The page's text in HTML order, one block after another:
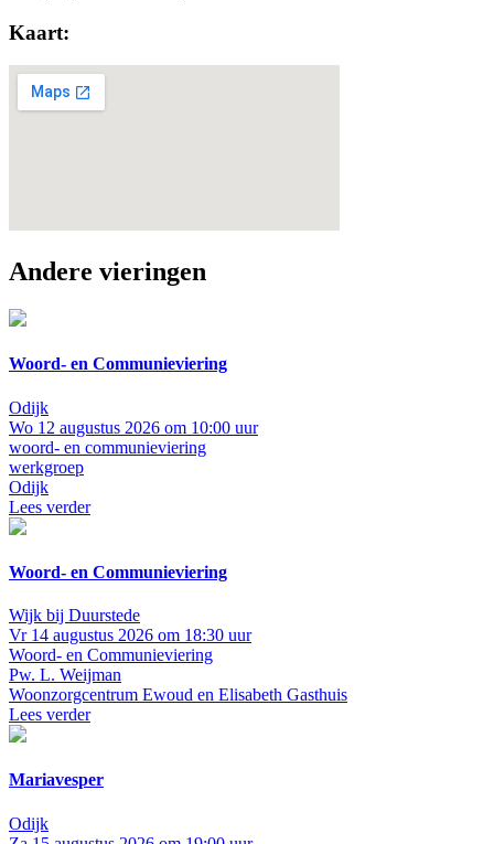
Kaart:
Andere vieringen
Woord- en Communieviering
Odijk
Wo 12 augustus 2026 om 10:00 uur
woord- en communieviering
werkgroep
Odijk
Lees verder
Woord- en Communieviering
Wijk bij Duurstede
Vr 14 augustus 2026 om 18:30 uur
Woord- en Communieviering
Pw. L. Weijman
Woonzorgcentrum Ewoud en Elisabeth Gasthuis
Lees verder
Mariavesper
Odijk